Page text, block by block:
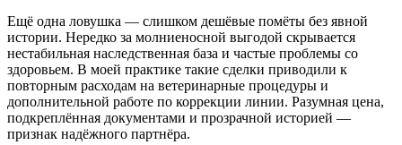
Ещё одна ловушка — слишком дешёвые помёты без явной
истории. Нередко за молниеносной выгодой скрывается
нестабильная наследственная база и частые проблемы со
здоровьем. В моей практике такие сделки приводили к
повторным расходам на ветеринарные процедуры и
дополнительной работе по коррекции линии. Разумная цена,
подкреплённая документами и прозрачной историей —
признак надёжного партнёра.